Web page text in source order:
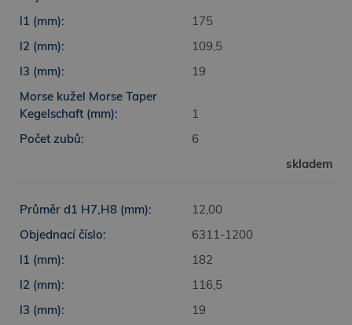
175
109,5
19
1
6
skladem
12,00
6311-1200
182
116,5
19